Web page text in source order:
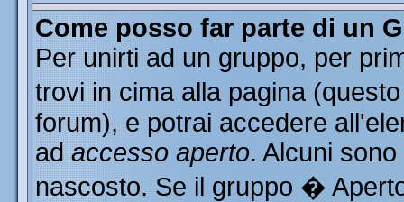
Come posso far parte di un
Per unirti ad un gruppo, per
trovi in cima alla pagina
forum), e potrai accedere
ad accesso aperto. Alcuni
nascosto. Se il gruppo �